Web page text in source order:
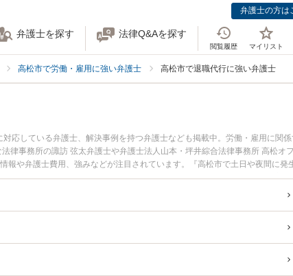
弁護士の方は
弁護士を探す 法律Q&Aを探す
閲覧履歴 マイリスト
高松市で労働・雇用に強い弁護士 高松市で退職代行に強い弁護士
応している弁護士、解決事例を持つ弁護士なども掲載中。労働・雇用に関係
律事務所の諏訪 弦太弁護士や弁護士法人山本・坪井綜合法律事務所 高松オ
や弁護士費用、強みなどが注目されています。『高松市で土日や夜間に発
くの弁護士を検索したい』『初回相談無料で退職代行を法律相談できる高松